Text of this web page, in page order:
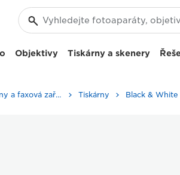
Objektivy Tiskárny a skenery
Firemní tiskárny a faxová zařízení Tiskárny Black &